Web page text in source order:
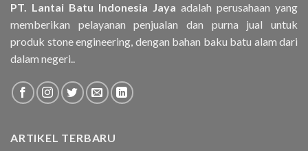
PT. Lantai Batu Indonesia Jaya adalah perusahaan yang
memberikan pelayanan penjualan dan purna jual untuk
produk stone engineering, dengan bahan baku batu alam dari
dalam negeri..
ARTIKEL TERBARU